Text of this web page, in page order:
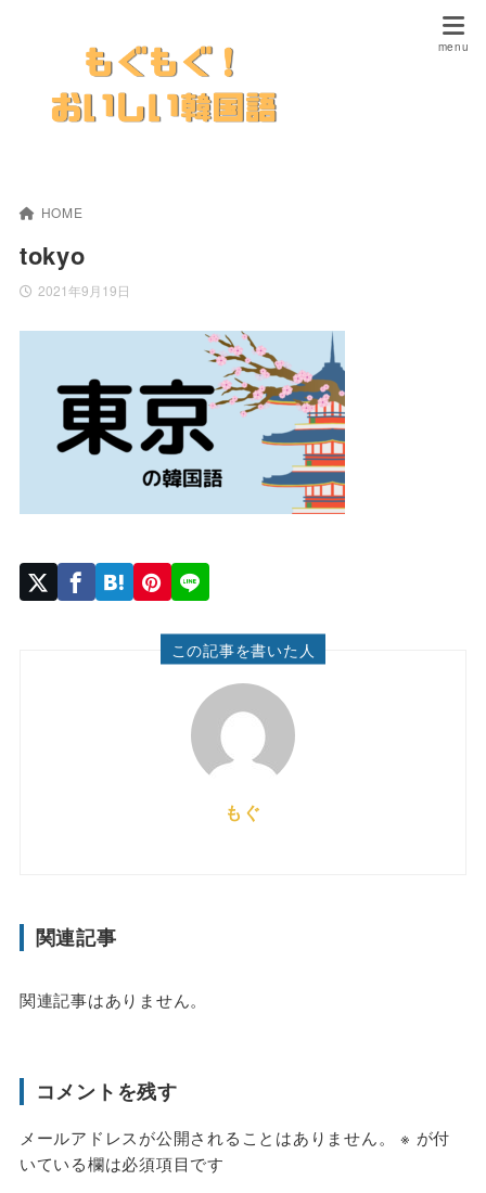
HOME
tokyo
2021年9月19日
この記事を書いた人
もぐ
関連記事
関連記事はありません。
コメントを残す
メールアドレスが公開されることはありません。 ※ が付
いている欄は必須項目です